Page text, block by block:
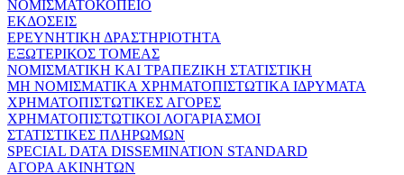
ΝΟΜΙΣΜΑΤΟΚΟΠΕΙΟ
ΕΚΔΟΣΕΙΣ
ΕΡΕΥΝΗΤΙΚΗ ΔΡΑΣΤΗΡΙΟΤΗΤΑ
ΕΞΩΤΕΡΙΚΟΣ ΤΟΜΕΑΣ
ΝΟΜΙΣΜΑΤΙΚΗ ΚΑΙ ΤΡΑΠΕΖΙΚΗ ΣΤΑΤΙΣΤΙΚΗ
ΜΗ ΝΟΜΙΣΜΑΤΙΚΑ ΧΡΗΜΑΤΟΠΙΣΤΩΤΙΚΑ ΙΔΡΥΜΑΤΑ
ΧΡΗΜΑΤΟΠΙΣΤΩΤΙΚΕΣ ΑΓΟΡΕΣ
ΧΡΗΜΑΤΟΠΙΣΤΩΤΙΚΟΙ ΛΟΓΑΡΙΑΣΜΟΙ
ΣΤΑΤΙΣΤΙΚΕΣ ΠΛΗΡΩΜΩΝ
SPECIAL DATA DISSEMINATION STANDARD
ΑΓΟΡΑ ΑΚΙΝΗΤΩΝ